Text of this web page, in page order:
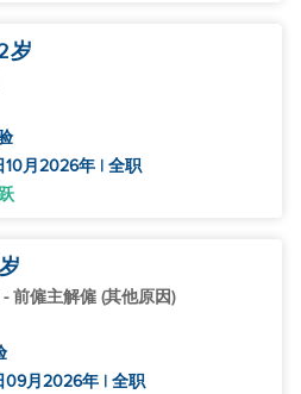
岁
10月2026年 | 全职
岁
前僱主解僱 (其他原因)
09月2026年 | 全职